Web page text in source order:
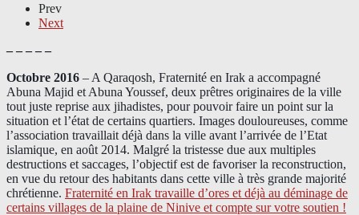
Prev
Next
– – – – –
Octobre 2016 – A Qaraqosh, Fraternité en Irak a accompagné
Abuna Majid et Abuna Youssef, deux prêtres originaires de la ville
tout juste reprise aux jihadistes, pour pouvoir faire un point sur la
situation et l’état de certains quartiers. Images douloureuses, comme
l’association travaillait déjà dans la ville avant l’arrivée de l’Etat
islamique, en août 2014. Malgré la tristesse due aux multiples
destructions et saccages, l’objectif est de favoriser la reconstruction,
en vue du retour des habitants dans cette ville à très grande majorité
chrétienne. Fraternité en Irak travaille d’ores et déjà au déminage de
certains villages de la plaine de Ninive et compte sur votre soutien !